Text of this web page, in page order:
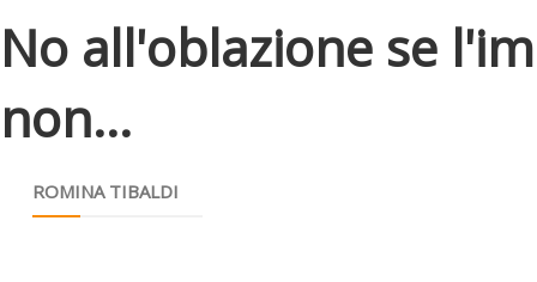
No all'oblazione se
non...
ROMINA TIBALDI